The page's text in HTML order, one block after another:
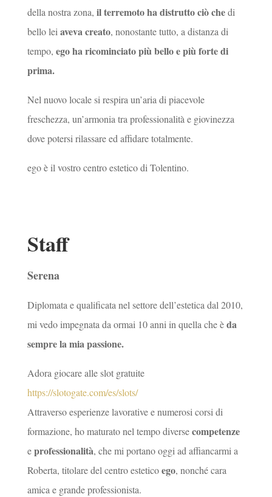
della nostra zona, il terremoto ha distrutto ciò chedi
bello lei aveva creato, nonostante tutto, a distanza di
tempo, ego ha ricominciato più bello e più forte di
prima.
Nel nuovo locale si respira un’aria di piacevole
freschezza, un’armonia tra professionalità e giovinezza
dove potersi rilassare ed affidare totalmente.
ego è il vostro centro estetico di Tolentino.
Staff
Serena
Diplomata e qualificata nel settore dell’estetica dal 2010,
mi vedo impegnata da ormai 10 anni in quella che èda
sempre la mia passione.
Adora giocare alle slot gratuite
https://slotogate.com/es/slots/
Attraverso esperienze lavorative e numerosi corsi di
formazione, ho maturato nel tempo diversecompetenze
eprofessionalità, che mi portano oggi ad affiancarmi a
Roberta, titolare del centro esteticoego, nonché cara
amica e grande professionista.